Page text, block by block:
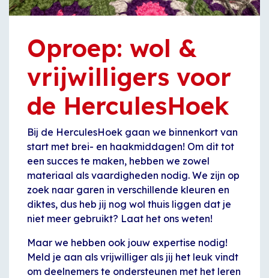
Oproep: wol &
vrijwilligers voor
de HerculesHoek
Bij de HerculesHoek gaan we binnenkort van
start met brei- en haakmiddagen! Om dit tot
een succes te maken, hebben we zowel
materiaal als vaardigheden nodig. We zijn op
zoek naar garen in verschillende kleuren en
diktes, dus heb jij nog wol thuis liggen dat je
niet meer gebruikt? Laat het ons weten!
Maar we hebben ook jouw expertise nodig!
Meld je aan als vrijwilliger als jij het leuk vindt
om deelnemers te ondersteunen met het leren